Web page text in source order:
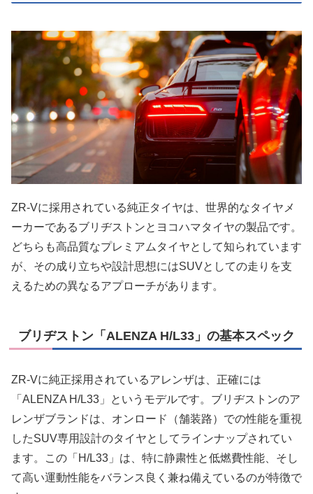
ZR-Vに採用されている純正タイヤは、世界的なタイヤメ
ーカーであるブリヂストンとヨコハマタイヤの製品です。
どちらも高品質なプレミアムタイヤとして知られています
が、その成り立ちや設計思想にはSUVとしての走りを支
えるための異なるアプローチがあります。
ブリヂストン「ALENZA H/L33」の基本スペック
ZR-Vに純正採用されているアレンザは、正確には
「ALENZA H/L33」というモデルです。ブリヂストンのア
レンザブランドは、オンロード（舗装路）での性能を重視
したSUV専用設計のタイヤとしてラインナップされてい
ます。この「H/L33」は、特に静粛性と低燃費性能、そし
て高い運動性能をバランス良く兼ね備えているのが特徴で